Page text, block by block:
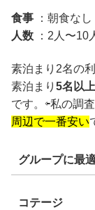
食事 ：朝食な
人数 ：2人〜10
素泊まり2名の
素泊まり 5名以上
です。⇦私の調
周辺で一番安い
グループに最
コテージ